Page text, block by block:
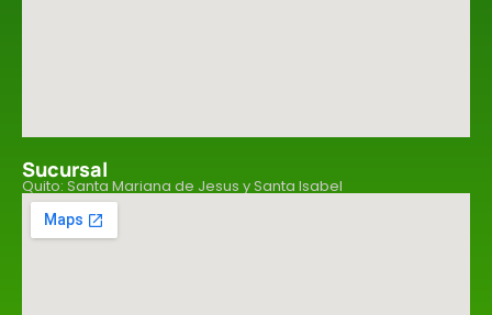
Sucursal
Quito: Santa Mariana de Jesus y Santa Isabel